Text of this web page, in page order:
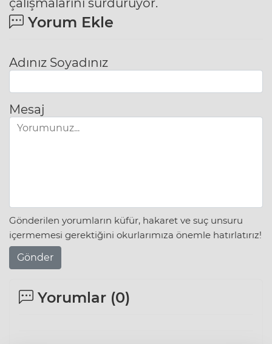
Yorum Ekle
Adınız Soyadınız
Mesaj
Gönderilen yorumların küfür, hakaret ve suç unsuru
içermemesi gerektiğini okurlarımıza önemle hatırlatırız!
Gönder
Yorumlar (0)